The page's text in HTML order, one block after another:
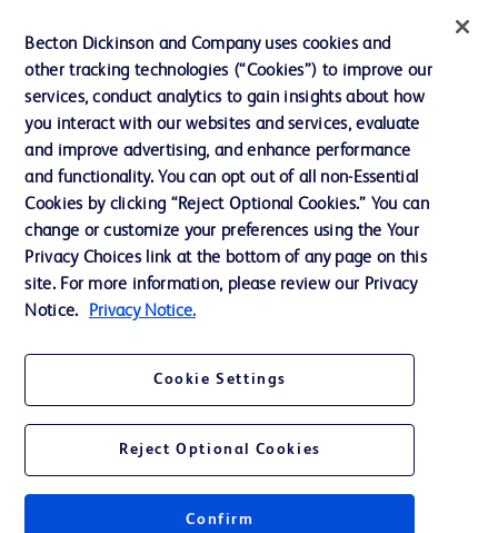
La nostra azienda
Contattaci
Preferenze sui cookie
Privacy
Termini di utilizzo
Accessibilità al sito Web
© 2026 BD. Tutti i diritti riservati. BD e il logo BD sono marchi registrati di
Becton, Dickinson and Company. Tutti gli altri marchi sono di proprietà dei
rispettivi titolari.
Becton Dickinson and Company uses cookies and
other tracking technologies (“Cookies”) to improve our
services, conduct analytics to gain insights about how
you interact with our websites and services, evaluate
and improve advertising, and enhance performance
and functionality. You can opt out of all non-Essential
Cookies by clicking “Reject Optional Cookies.” You can
change or customize your preferences using the Your
Privacy Choices link at the bottom of any page on this
site. For more information, please review our Privacy
Notice.
Privacy Notice.
Cookie Settings
Reject Optional Cookies
Confirm